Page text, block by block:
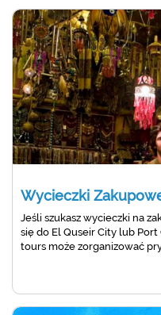
Wycieczki
Jeśli szukasz wycieczki na
się do El Quseir City lub Port
tours może zorganizować
Port Ghalib z prywatna